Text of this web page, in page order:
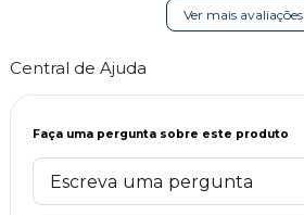
Ver mais avaliações
Central de Ajuda
Faça uma pergunta sobre este produto